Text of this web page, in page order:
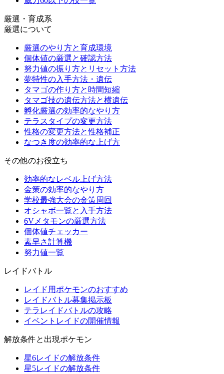
厳選・育成系
厳選について
厳選のやり方と育成環境
個体値の厳選と確認方法
努力値の振り方とリセット方法
夢特性の入手方法・遺伝
タマゴの作り方と時間短縮
タマゴ技の遺伝方法と横遺伝
孵化厳選の効率的なやり方
テラスタイプの変更方法
性格の変更方法と性格補正
なつき度の効率的な上げ方
その他のお役立ち
効率的なレベル上げ方法
金策の効率的なやり方
学校最強大会の金策周回
オシャボ一覧と入手方法
6Vメタモンの厳選方法
個体値チェッカー
素早さ計算機
努力値一覧
レイドバトル
レイド用ポケモンのおすすめ
レイドバトル募集掲示板
テラレイドバトルの攻略
イベントレイドの開催情報
解放条件と出現ポケモン
星6レイドの解放条件
星5レイドの解放条件